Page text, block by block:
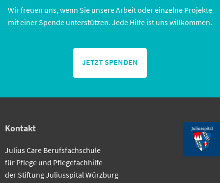
Wir freuen uns, wenn Sie unsere Arbeit oder einzelne Projekte
mit einer Spende unterstützen. Jede Hilfe ist uns willkommen.
JETZT SPENDEN
Kontakt
Julius Care Berufsfachschule
für Pflege und Pflegefachhilfe
der Stiftung Juliusspital Würzburg